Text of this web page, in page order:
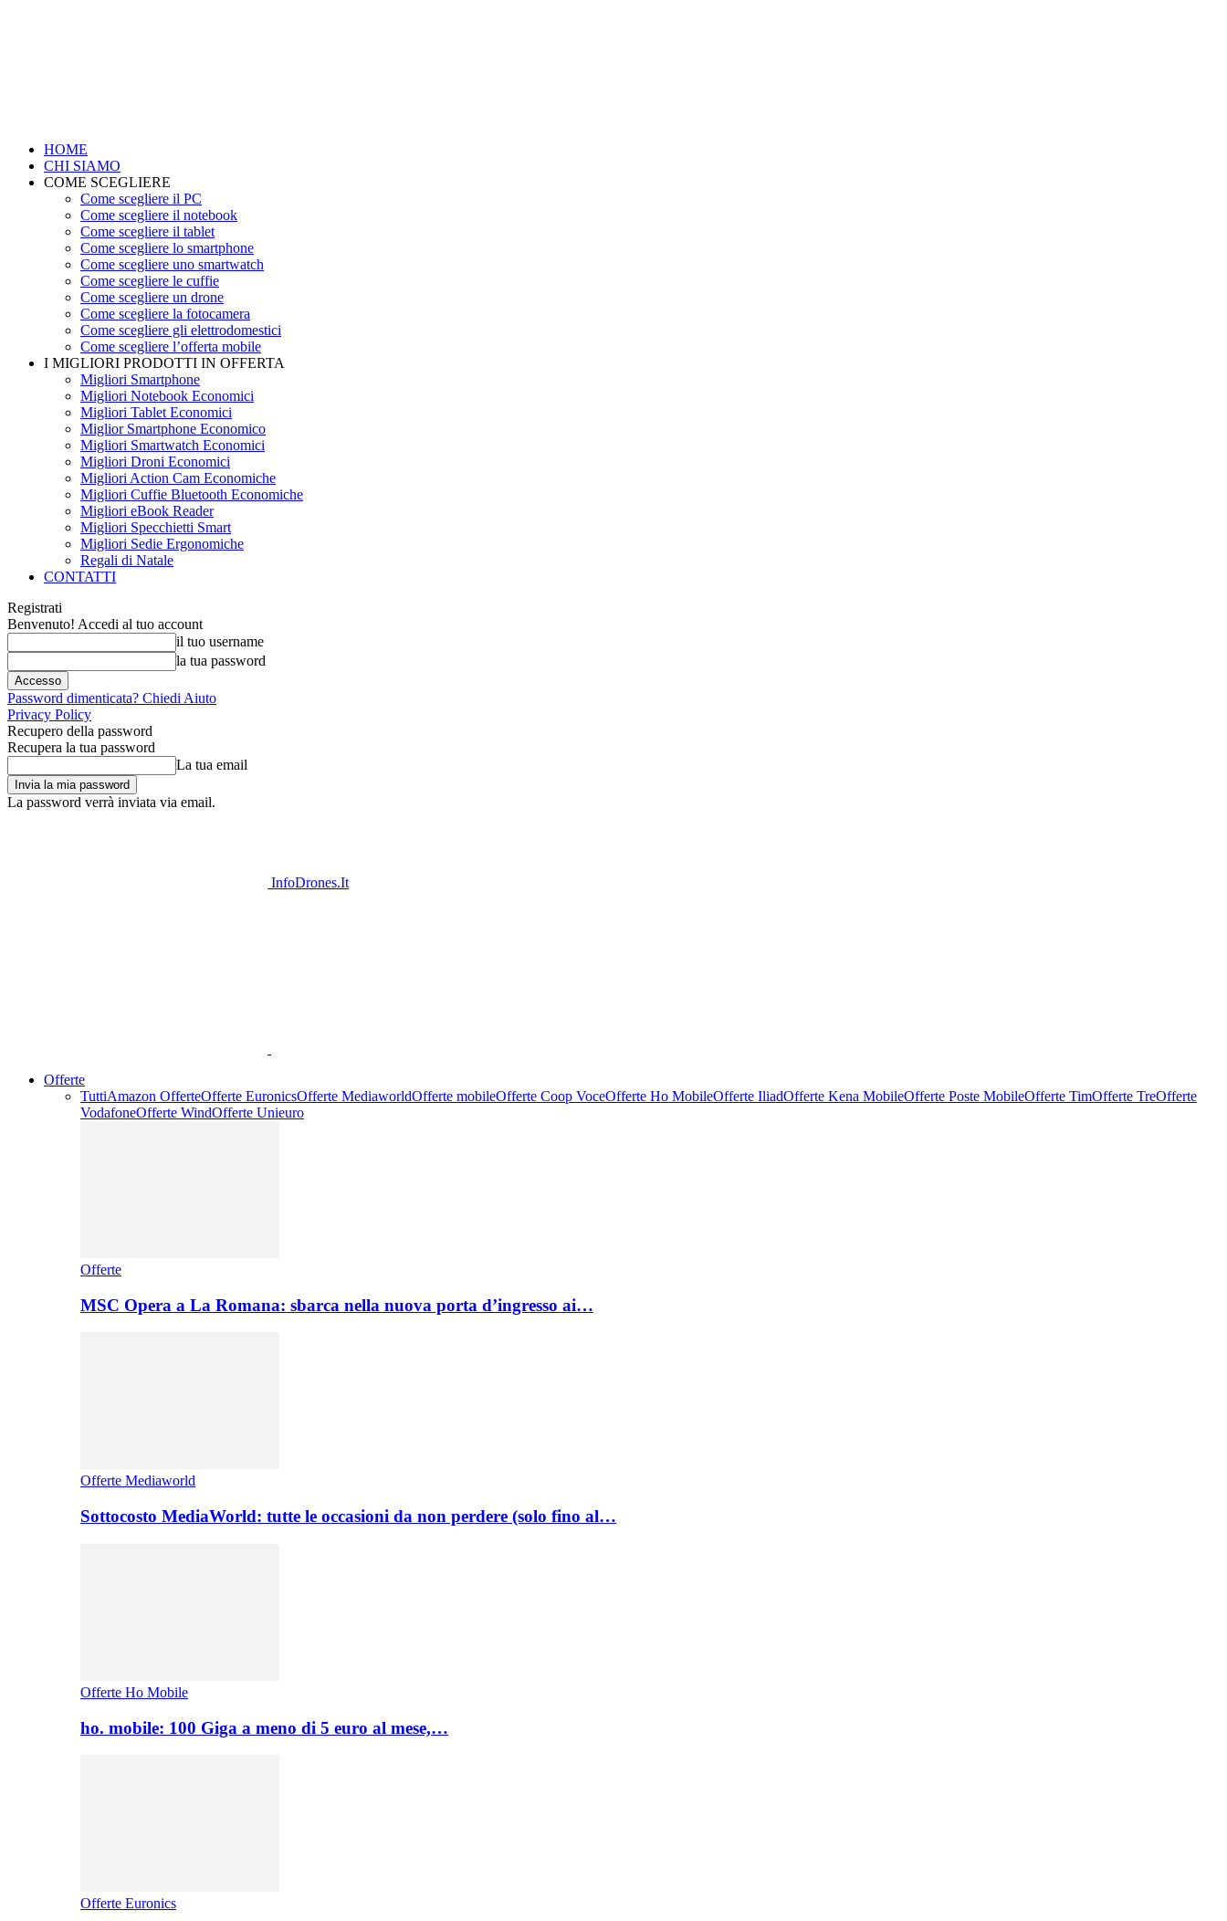
HOME
CHI SIAMO
COME SCEGLIERE
Come scegliere il PC
Come scegliere il notebook
Come scegliere il tablet
Come scegliere lo smartphone
Come scegliere uno smartwatch
Come scegliere le cuffie
Come scegliere un drone
Come scegliere la fotocamera
Come scegliere gli elettrodomestici
Come scegliere l’offerta mobile
I MIGLIORI PRODOTTI IN OFFERTA
Migliori Smartphone
Migliori Notebook Economici
Migliori Tablet Economici
Miglior Smartphone Economico
Migliori Smartwatch Economici
Migliori Droni Economici
Migliori Action Cam Economiche
Migliori Cuffie Bluetooth Economiche
Migliori eBook Reader
Migliori Specchietti Smart
Migliori Sedie Ergonomiche
Regali di Natale
CONTATTI
Registrati
Benvenuto! Accedi al tuo account
il tuo username
la tua password
Password dimenticata? Chiedi Aiuto
Privacy Policy
Recupero della password
Recupera la tua password
La tua email
La password verrà inviata via email.
InfoDrones.It
Offerte
TuttiAmazon OfferteOfferte EuronicsOfferte MediaworldOfferte mobileOfferte Coop VoceOfferte Ho MobileOfferte IliadOfferte Kena MobileOfferte Poste MobileOfferte TimOfferte TreOfferte
VodafoneOfferte WindOfferte Unieuro
Offerte
MSC Opera a La Romana: sbarca nella nuova porta d’ingresso ai…
Offerte Mediaworld
Sottocosto MediaWorld: tutte le occasioni da non perdere (solo fino al…
Offerte Ho Mobile
ho. mobile: 100 Giga a meno di 5 euro al mese,…
Offerte Euronics